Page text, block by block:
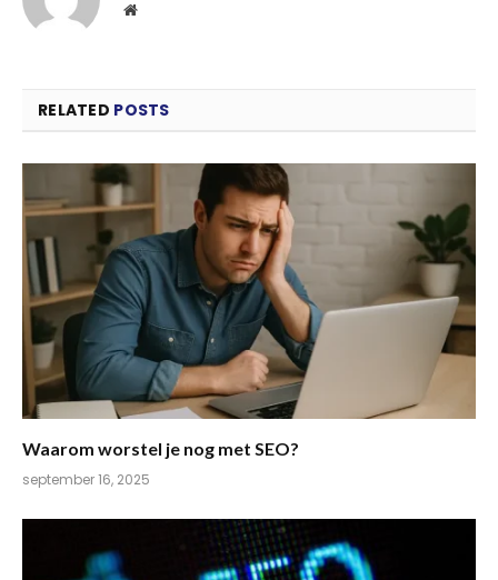
Website
RELATED POSTS
Waarom worstel je nog met SEO?
september 16, 2025